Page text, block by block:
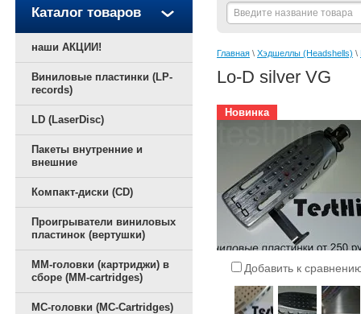
Каталог товаров
наши АКЦИИ!
Виниловые пластинки (LP-
records)
LD (LaserDisc)
Пакеты внутренние и
внешние
Компакт-диски (CD)
Проигрыватели виниловых
пластинок (вертушки)
ММ-головки (картриджи) в
сборе (MM-cartridges)
MC-головки (MC-Cartridges)
Главная \ Хэдшеллы (Headshells) \
Lo-D silver VG
Новинка
Добавить к